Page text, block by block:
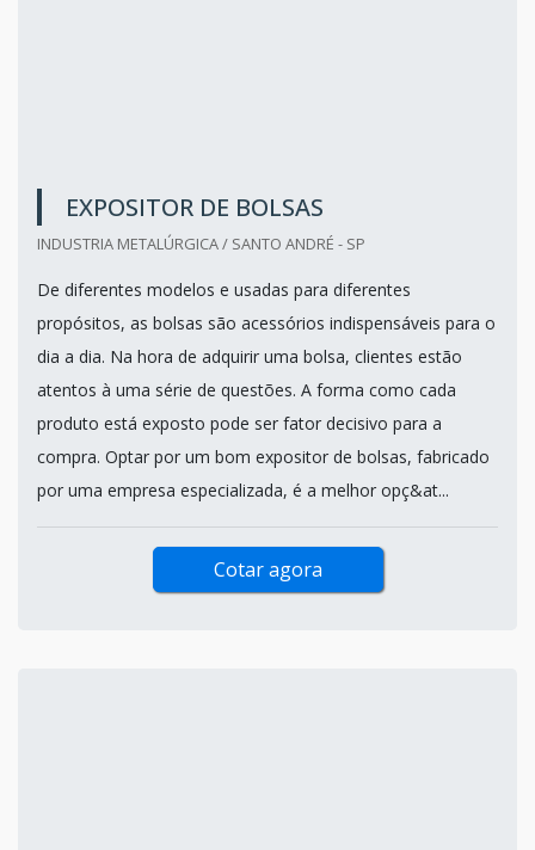
EXPOSITOR DE BOLSAS
INDUSTRIA METALÚRGICA / SANTO ANDRÉ - SP
De diferentes modelos e usadas para diferentes
propósitos, as bolsas são acessórios indispensáveis para o
dia a dia. Na hora de adquirir uma bolsa, clientes estão
atentos à uma série de questões. A forma como cada
produto está exposto pode ser fator decisivo para a
compra. Optar por um bom expositor de bolsas, fabricado
por uma empresa especializada, é a melhor opç&at...
Cotar agora